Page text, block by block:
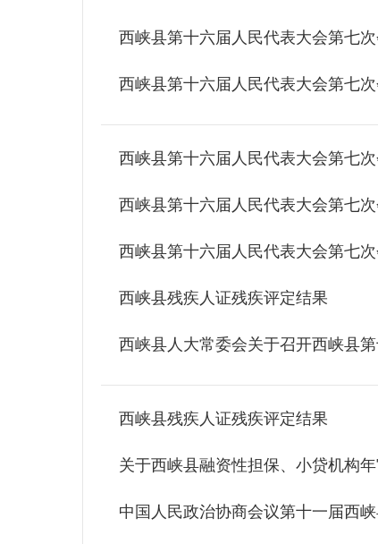
西峡县第十六届人民代表大会第七次
西峡县第十六届人民代表大会第七次
西峡县第十六届人民代表大会第七次
西峡县第十六届人民代表大会第七次
西峡县第十六届人民代表大会第七次
西峡县残疾人证残疾评定结果
西峡县人大常委会关于召开西峡县
西峡县残疾人证残疾评定结果
关于西峡县融资性担保、小贷机构
中国人民政治协商会议第十一届西